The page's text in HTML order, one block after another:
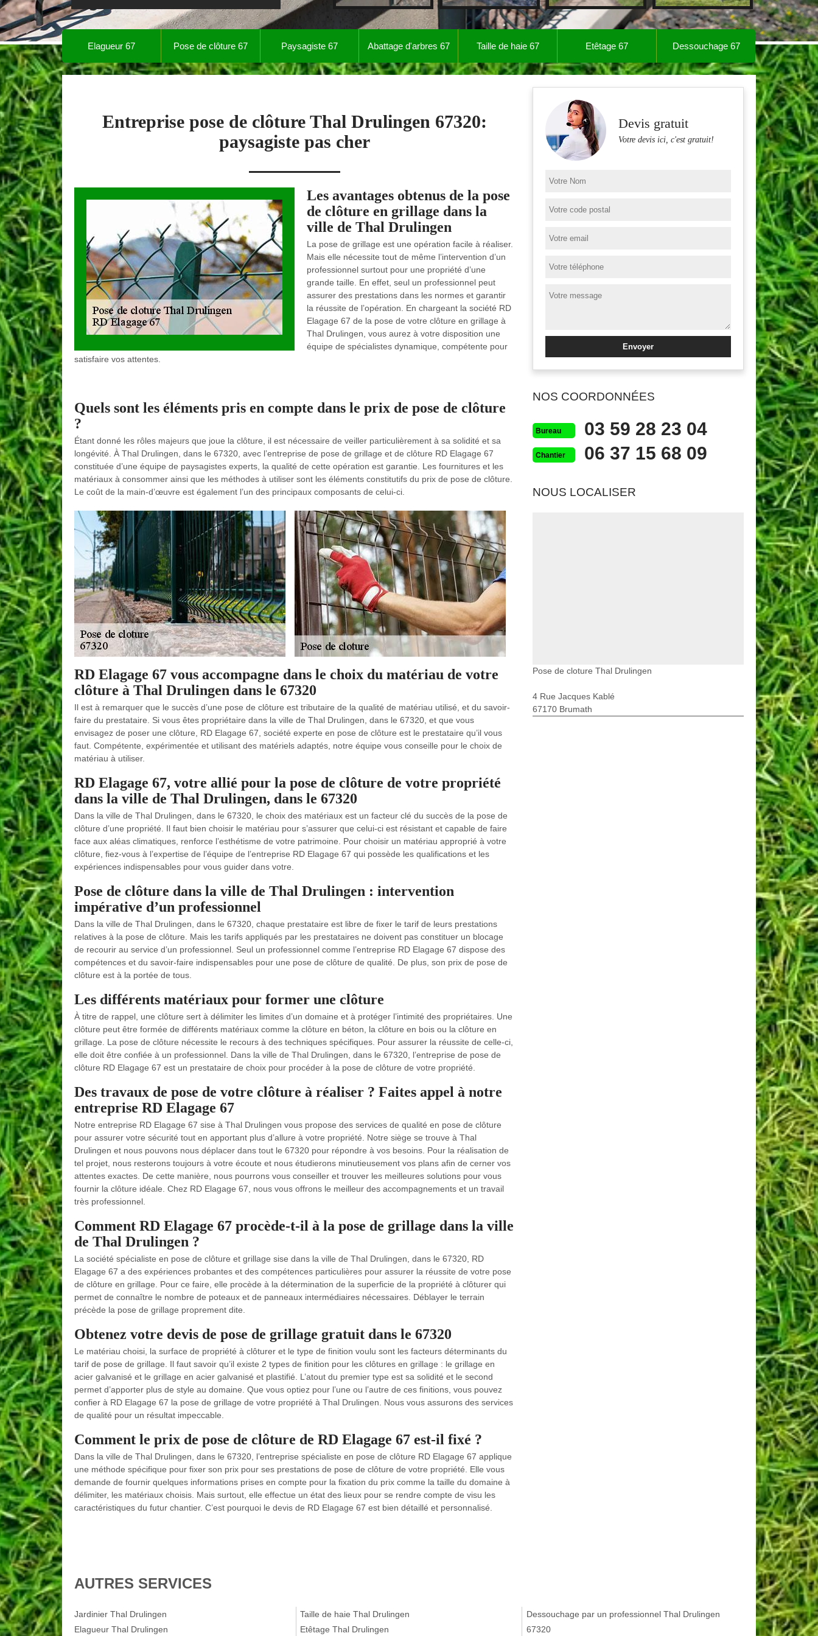
Elagueur 67 Pose de clôture 67 Paysagiste 67 Abattage d'arbres 67 Taille de haie 67 Etêtage 67 Dessouchage 67
Entreprise pose de clôture Thal Drulingen 67320:
paysagiste pas cher
Les avantages obtenus de la pose
de clôture en grillage dans la
ville de Thal Drulingen
La pose de grillage est une opération facile à réaliser.
Mais elle nécessite tout de même l’intervention d’un
professionnel surtout pour une propriété d’une
grande taille. En effet, seul un professionnel peut
assurer des prestations dans les normes et garantir
la réussite de l’opération. En chargeant la société RD
Elagage 67 de la pose de votre clôture en grillage à
Thal Drulingen, vous aurez à votre disposition une
équipe de spécialistes dynamique, compétente pour
satisfaire vos attentes.
Quels sont les éléments pris en compte dans le prix de pose de clôture
?
Étant donné les rôles majeurs que joue la clôture, il est nécessaire de veiller particulièrement à sa solidité et sa
longévité. À Thal Drulingen, dans le 67320, avec l’entreprise de pose de grillage et de clôture RD Elagage 67
constituée d’une équipe de paysagistes experts, la qualité de cette opération est garantie. Les fournitures et les
matériaux à consommer ainsi que les méthodes à utiliser sont les éléments constitutifs du prix de pose de clôture.
Le coût de la main-d’œuvre est également l’un des principaux composants de celui-ci.
RD Elagage 67 vous accompagne dans le choix du matériau de votre
clôture à Thal Drulingen dans le 67320
Il est à remarquer que le succès d’une pose de clôture est tributaire de la qualité de matériau utilisé, et du savoir-
faire du prestataire. Si vous êtes propriétaire dans la ville de Thal Drulingen, dans le 67320, et que vous
envisagez de poser une clôture, RD Elagage 67, société experte en pose de clôture est le prestataire qu’il vous
faut. Compétente, expérimentée et utilisant des matériels adaptés, notre équipe vous conseille pour le choix de
matériau à utiliser.
RD Elagage 67, votre allié pour la pose de clôture de votre propriété
dans la ville de Thal Drulingen, dans le 67320
Dans la ville de Thal Drulingen, dans le 67320, le choix des matériaux est un facteur clé du succès de la pose de
clôture d’une propriété. Il faut bien choisir le matériau pour s’assurer que celui-ci est résistant et capable de faire
face aux aléas climatiques, renforce l’esthétisme de votre patrimoine. Pour choisir un matériau approprié à votre
clôture, fiez-vous à l’expertise de l’équipe de l’entreprise RD Elagage 67 qui possède les qualifications et les
expériences indispensables pour vous guider dans votre.
Pose de clôture dans la ville de Thal Drulingen : intervention
impérative d’un professionnel
Dans la ville de Thal Drulingen, dans le 67320, chaque prestataire est libre de fixer le tarif de leurs prestations
relatives à la pose de clôture. Mais les tarifs appliqués par les prestataires ne doivent pas constituer un blocage
de recourir au service d’un professionnel. Seul un professionnel comme l’entreprise RD Elagage 67 dispose des
compétences et du savoir-faire indispensables pour une pose de clôture de qualité. De plus, son prix de pose de
clôture est à la portée de tous.
Les différents matériaux pour former une clôture
À titre de rappel, une clôture sert à délimiter les limites d’un domaine et à protéger l’intimité des propriétaires. Une
clôture peut être formée de différents matériaux comme la clôture en béton, la clôture en bois ou la clôture en
grillage. La pose de clôture nécessite le recours à des techniques spécifiques. Pour assurer la réussite de celle-ci,
elle doit être confiée à un professionnel. Dans la ville de Thal Drulingen, dans le 67320, l’entreprise de pose de
clôture RD Elagage 67 est un prestataire de choix pour procéder à la pose de clôture de votre propriété.
Des travaux de pose de votre clôture à réaliser ? Faites appel à notre
entreprise RD Elagage 67
Notre entreprise RD Elagage 67 sise à Thal Drulingen vous propose des services de qualité en pose de clôture
pour assurer votre sécurité tout en apportant plus d’allure à votre propriété. Notre siège se trouve à Thal
Drulingen et nous pouvons nous déplacer dans tout le 67320 pour répondre à vos besoins. Pour la réalisation de
tel projet, nous resterons toujours à votre écoute et nous étudierons minutieusement vos plans afin de cerner vos
attentes exactes. De cette manière, nous pourrons vous conseiller et trouver les meilleures solutions pour vous
fournir la clôture idéale. Chez RD Elagage 67, nous vous offrons le meilleur des accompagnements et un travail
très professionnel.
Comment RD Elagage 67 procède-t-il à la pose de grillage dans la ville
de Thal Drulingen ?
La société spécialiste en pose de clôture et grillage sise dans la ville de Thal Drulingen, dans le 67320, RD
Elagage 67 a des expériences probantes et des compétences particulières pour assurer la réussite de votre pose
de clôture en grillage. Pour ce faire, elle procède à la détermination de la superficie de la propriété à clôturer qui
permet de connaître le nombre de poteaux et de panneaux intermédiaires nécessaires. Déblayer le terrain
précède la pose de grillage proprement dite.
Obtenez votre devis de pose de grillage gratuit dans le 67320
Le matériau choisi, la surface de propriété à clôturer et le type de finition voulu sont les facteurs déterminants du
tarif de pose de grillage. Il faut savoir qu’il existe 2 types de finition pour les clôtures en grillage : le grillage en
acier galvanisé et le grillage en acier galvanisé et plastifié. L’atout du premier type est sa solidité et le second
permet d’apporter plus de style au domaine. Que vous optiez pour l’une ou l’autre de ces finitions, vous pouvez
confier à RD Elagage 67 la pose de grillage de votre propriété à Thal Drulingen. Nous vous assurons des services
de qualité pour un résultat impeccable.
Comment le prix de pose de clôture de RD Elagage 67 est-il fixé ?
Dans la ville de Thal Drulingen, dans le 67320, l’entreprise spécialiste en pose de clôture RD Elagage 67 applique
une méthode spécifique pour fixer son prix pour ses prestations de pose de clôture de votre propriété. Elle vous
demande de fournir quelques informations prises en compte pour la fixation du prix comme la taille du domaine à
délimiter, les matériaux choisis. Mais surtout, elle effectue un état des lieux pour se rendre compte de visu les
caractéristiques du futur chantier. C’est pourquoi le devis de RD Elagage 67 est bien détaillé et personnalisé.
Devis gratuit
Votre devis ici, c'est gratuit!
NOS COORDONNÉES
Bureau 03 59 28 23 04
Chantier 06 37 15 68 09
NOUS LOCALISER
Pose de cloture Thal Drulingen
4 Rue Jacques Kablé
67170 Brumath
AUTRES SERVICES
Jardinier Thal Drulingen
Elagueur Thal Drulingen
Taille de haie Thal Drulingen
Etêtage Thal Drulingen
Dessouchage par un professionnel Thal Drulingen
67320